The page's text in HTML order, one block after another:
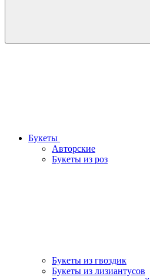
Букеты
Авторские
Букеты из роз
Букеты из гвоздик
Букеты из лизиантусов